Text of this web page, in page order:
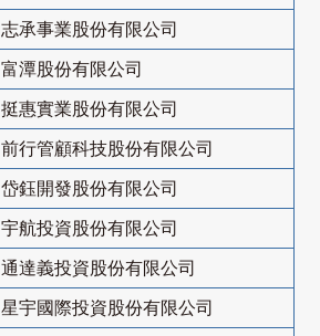
志承事業股份有限公司
富潭股份有限公司
挺惠實業股份有限公司
前行管顧科技股份有限公司
岱鈺開發股份有限公司
宇航投資股份有限公司
通達義投資股份有限公司
星宇國際投資股份有限公司